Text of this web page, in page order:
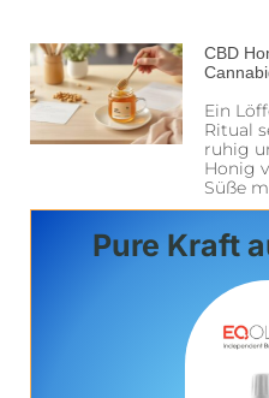
CBD
Ein
Ritual
ruhig
Honig
Süße
Pure Kraft